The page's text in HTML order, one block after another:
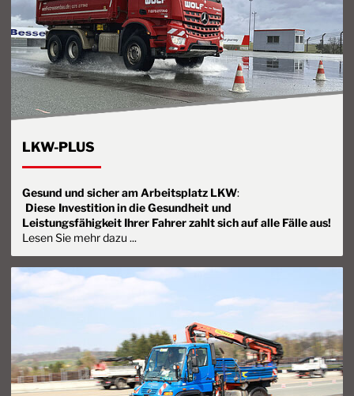
LKW-PLUS
Gesund und sicher am Arbeitsplatz LKW:
Diese Investition in die Gesundheit und
Leistungsfähigkeit Ihrer Fahrer zahlt sich auf alle Fälle aus!
Lesen Sie mehr dazu ...